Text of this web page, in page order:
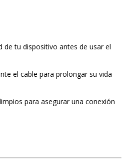
de tu dispositivo antes de usar el
el cable para prolongar su vida
para asegurar una conexión